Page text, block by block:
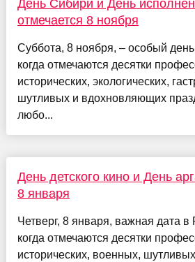
День Сибири и День
отмечается 8 ноября
Суббота, 8 ноября, – особый
когда отмечаются десятки
исторических, экологических,
шутливых и вдохновляющих
любо...
День детского кино и День
8 января
Четверг, 8 января, важная дата в
когда отмечаются десятки
исторических, военных,